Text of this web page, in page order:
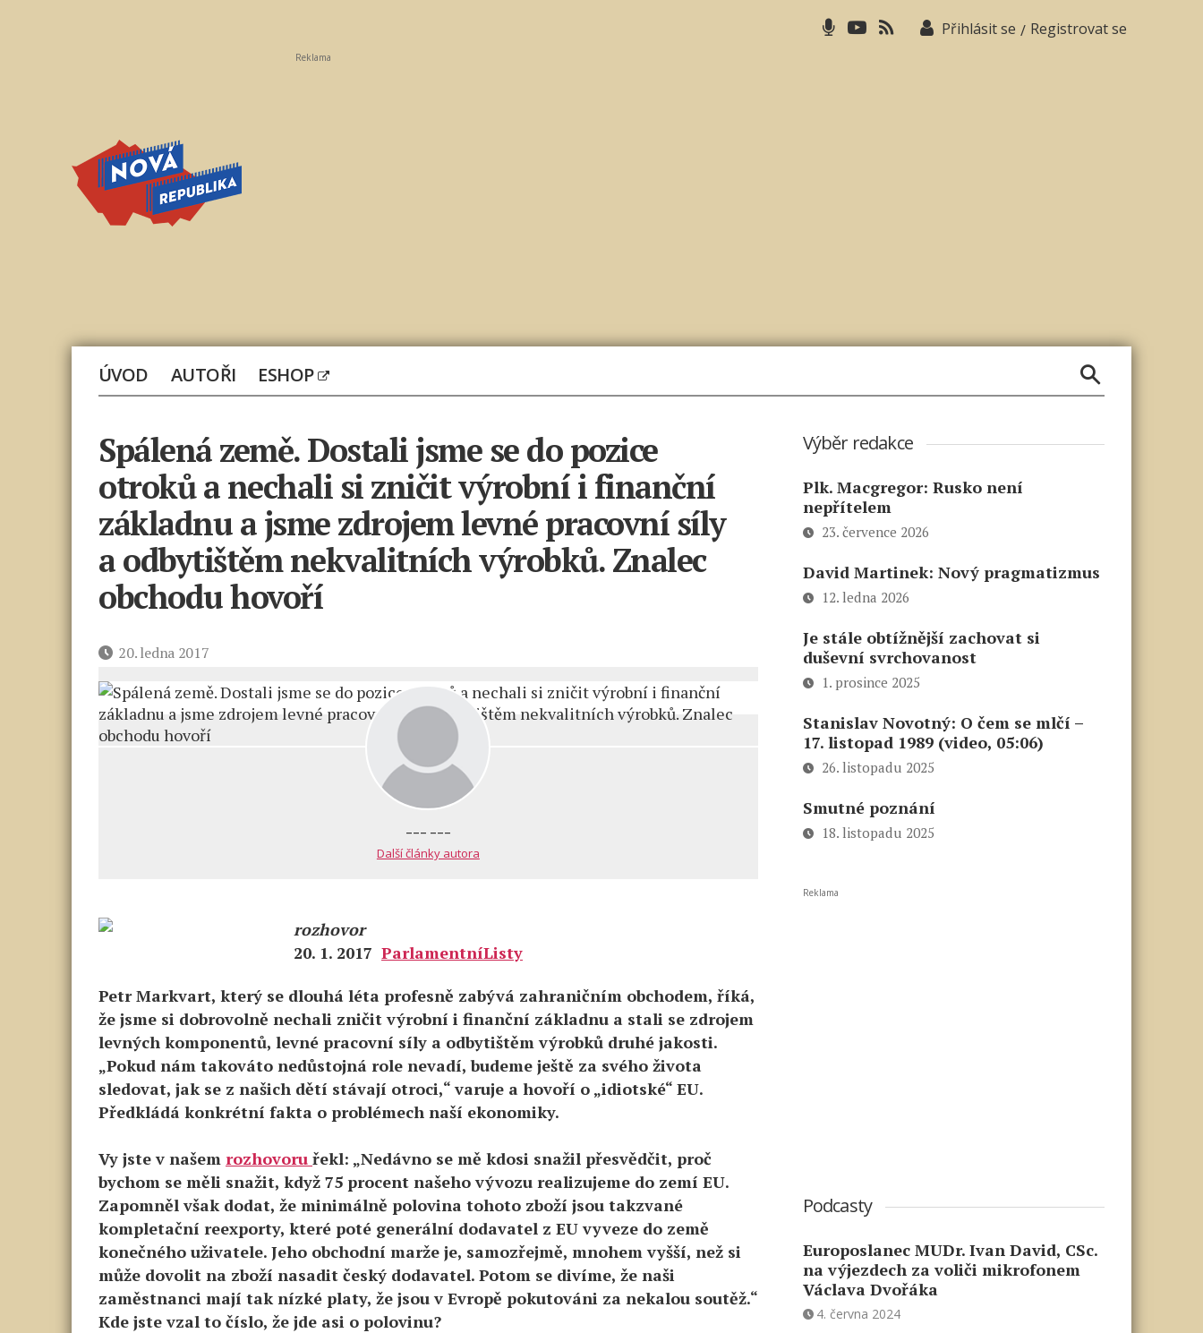
Přihlásit se / Registrovat se
Reklama
ÚVOD AUTOŘI ESHOP
Spálená země. Dostali jsme se do pozice
otroků a nechali si zničit výrobní i finanční
základnu a jsme zdrojem levné pracovní síly
a odbytištěm nekvalitních výrobků. Znalec
obchodu hovoří
Datum20. ledna 2017
--- ---
Další články autora
rozhovor
20. 1. 2017 ParlamentníListy
Petr Markvart, který se dlouhá léta profesně zabývá zahraničním obchodem, říká,
že jsme si dobrovolně nechali zničit výrobní i finanční základnu a stali se zdrojem
levných komponentů, levné pracovní síly a odbytištěm výrobků druhé jakosti.
„Pokud nám takováto nedůstojná role nevadí, budeme ještě za svého života
sledovat, jak se z našich dětí stávají otroci,“ varuje a hovoří o „idiotské“ EU.
Předkládá konkrétní fakta o problémech naší ekonomiky.
Vy jste v našem rozhovoru řekl: „Nedávno se mě kdosi snažil přesvědčit, proč
bychom se měli snažit, když 75 procent našeho vývozu realizujeme do zemí EU.
Zapomněl však dodat, že minimálně polovina tohoto zboží jsou takzvané
kompletační reexporty, které poté generální dodavatel z EU vyveze do země
konečného uživatele. Jeho obchodní marže je, samozřejmě, mnohem vyšší, než si
může dovolit na zboží nasadit český dodavatel. Potom se divíme, že naši
zaměstnanci mají tak nízké platy, že jsou v Evropě pokutováni za nekalou soutěž.“
Kde jste vzal to číslo, že jde asi o polovinu?
Výběr redakce
Plk. Macgregor: Rusko není
nepřítelem
23. července 2026
David Martinek: Nový pragmatizmus
12. ledna 2026
Je stále obtížnější zachovat si
duševní svrchovanost
1. prosince 2025
Stanislav Novotný: O čem se mlčí –
17. listopad 1989 (video, 05:06)
26. listopadu 2025
Smutné poznání
18. listopadu 2025
Reklama
Podcasty
Europoslanec MUDr. Ivan David, CSc.
na výjezdech za voliči mikrofonem
Václava Dvořáka
4. června 2024